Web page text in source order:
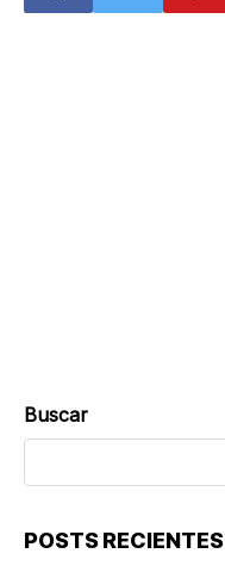
Buscar
POSTS RECIENTES